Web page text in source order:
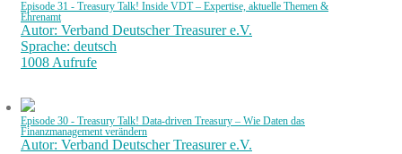
Episode 31 - Treasury Talk! Inside VDT – Expertise, aktuelle Themen &
Ehrenamt
Autor: Verband Deutscher Treasurer e.V.
Sprache: deutsch
1008 Aufrufe
Episode 30 - Treasury Talk! Data-driven Treasury – Wie Daten das
Finanzmanagement verändern
Autor: Verband Deutscher Treasurer e.V.